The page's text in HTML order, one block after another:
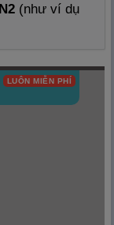
N2(như ví dụ
LUÔN MIỄN PHÍ